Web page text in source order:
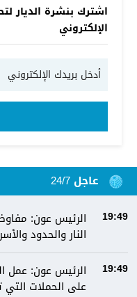
اشترك بنشرة الديار
الإلكتروني
عاجل 24/7
19:49
الرئيس عون:
النار والحدود
19:49
الرئيس عون: عمل
على الحملات